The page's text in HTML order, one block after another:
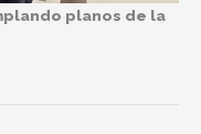
planos de la